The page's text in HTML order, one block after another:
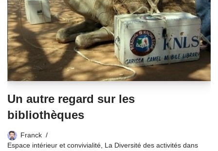
Un autre regard sur les
bibliothèques
Franck
Espace intérieur et convivialité
La Diversité des activités dans